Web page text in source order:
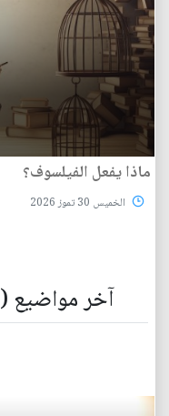
ماذا يفعل الفيلسوف؟
الخميس 30 تموز 2026
آخر مواضيع (